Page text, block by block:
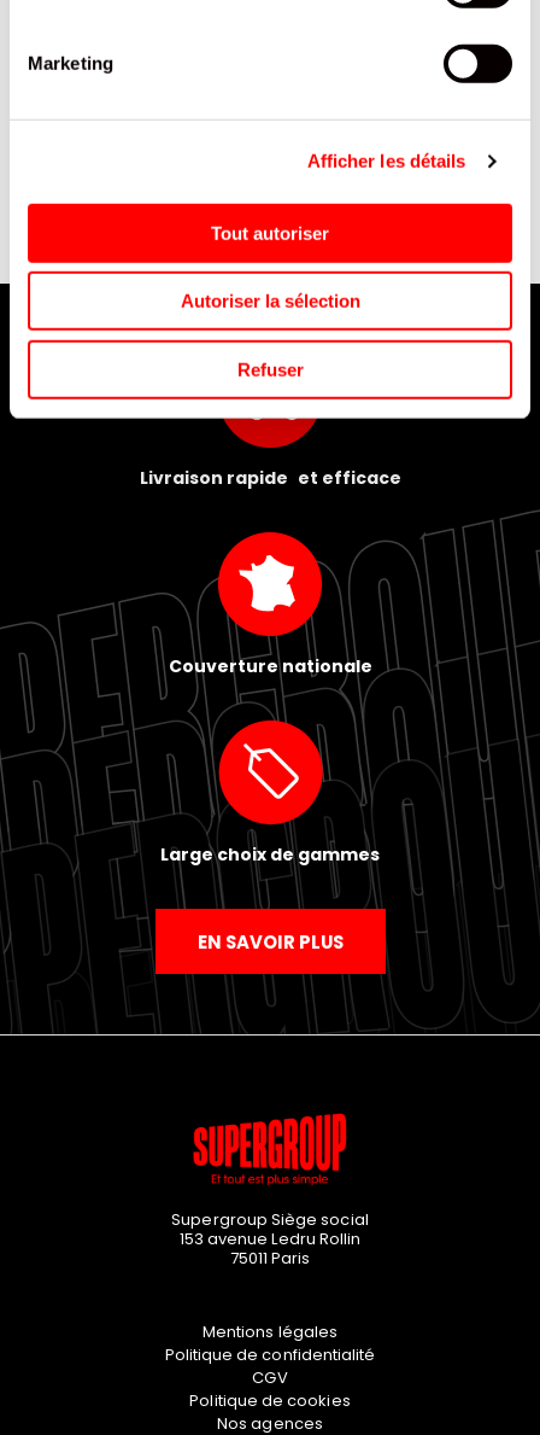
Marketing
Afficher les détails
Tout autoriser
Autoriser la sélection
Refuser
SEL 120G/24
Livraison rapide et efficace
Couverture nationale
Large choix de gammes
EN SAVOIR PLUS
Supergroup Siège social
153 avenue Ledru Rollin
75011 Paris
Mentions légales
Politique de confidentialité
CGV
Politique de cookies
Nos agences